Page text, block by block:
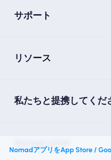
サポート
リソース
私たちと提携してくだ
NomadアプリをApp Store /